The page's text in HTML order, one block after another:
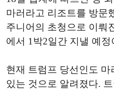
마러라고 리조트를 방문
주니어의 초청으로 이뤄
에서 1박2일간 지낼 예정
현재 트럼프 당선인도
있는 것으로 알려졌다.